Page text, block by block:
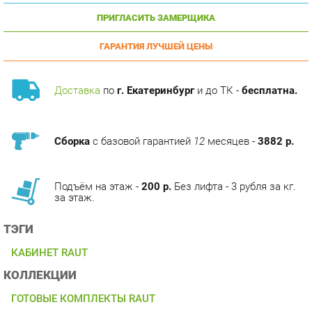
ГАРАНТИЯ ЛУЧШЕЙ ЦЕНЫ
Доставкапог. Екатеринбурги до ТК -бесплатна.
ТЭГИ
ОПИСАНИЕ